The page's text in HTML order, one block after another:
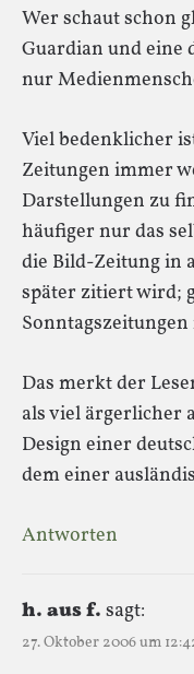
Wer schaut schon
Guardian und eine
nur
Viel bedenklicher
Zeitungen immer
Darstellungen zu
häufiger nur das
die Bild-Zeitung in
später zitiert wird;
Das merkt der
als viel ärgerlicher
Design einer
dem einer
Antworten
h. aus f. sagt:
27. Oktober 2006 um